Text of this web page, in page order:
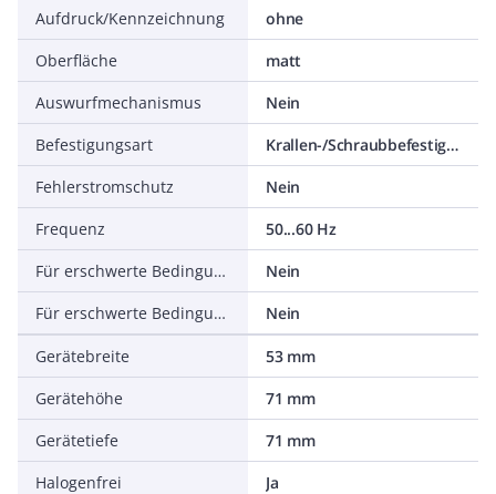
Aufdruck/Kennzeichnung
ohne
Oberfläche
matt
Auswurfmechanismus
Nein
Befestigungsart
Krallen-/Schraubbefestigung
Fehlerstromschutz
Nein
Frequenz
50...60 Hz
Für erschwerte Bedingungen nach VDE
Nein
Für erschwerte Bedingungen (nach VDE)_L
Nein
Gerätebreite
53 mm
Gerätehöhe
71 mm
Gerätetiefe
71 mm
Halogenfrei
Ja